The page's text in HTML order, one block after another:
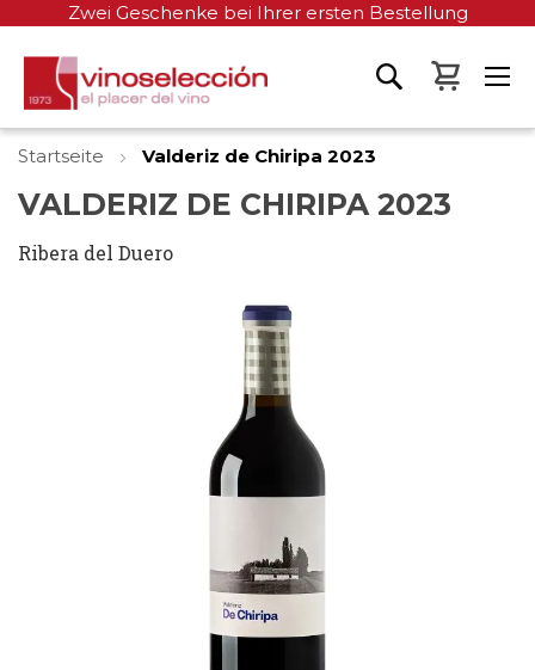
Zwei Geschenke bei Ihrer ersten Bestellung
Mein
Startseite Valderiz de Chiripa 2023
VALDERIZ DE CHIRIPA 2023
Ribera del Duero